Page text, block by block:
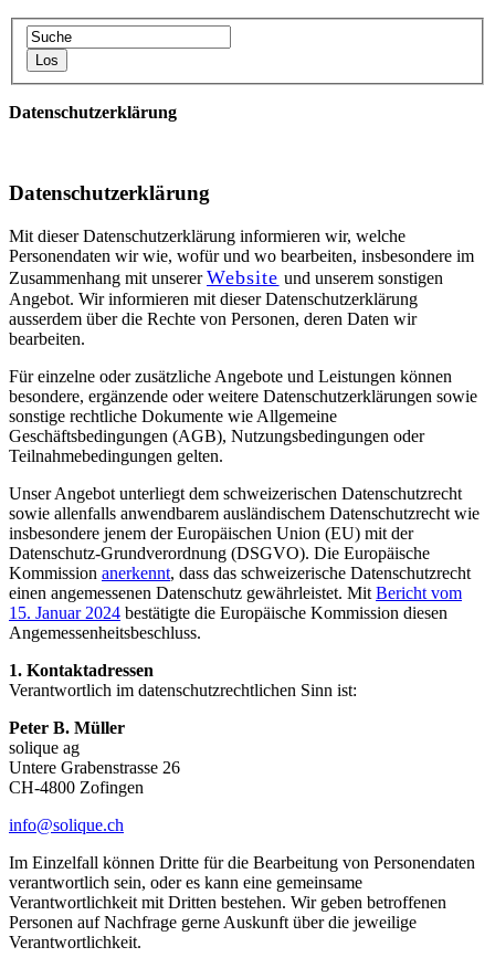
Datenschutzerklärung
Datenschutzerklärung
Mit dieser Datenschutzerklärung informieren wir, welche
Personendaten wir wie, wofür und wo bearbeiten, insbesondere im
Zusammenhang mit unsererWebsite und unserem sonstigen
Angebot. Wir informieren mit dieser Datenschutzerklärung
ausserdem über die Rechte von Personen, deren Daten wir
bearbeiten.
Für einzelne oder zusätzliche Angebote und Leistungen können
besondere, ergänzende oder weitere Datenschutzerklärungen sowie
sonstige rechtliche Dokumente wie Allgemeine
Geschäftsbedingungen (AGB), Nutzungsbedingungen oder
Teilnahmebedingungen gelten.
Unser Angebot unterliegt dem schweizerischen Datenschutzrecht
sowie allenfalls anwendbarem ausländischem Datenschutzrecht wie
insbesondere jenem der Europäischen Union (EU) mit der
Datenschutz-Grundverordnung (DSGVO). Die Europäische
Kommission anerkennt, dass das schweizerische Datenschutzrecht
einen angemessenen Datenschutz gewährleistet. Mit Bericht vom
15. Januar 2024 bestätigte die Europäische Kommission diesen
Angemessenheitsbeschluss.
1. Kontaktadressen
Verantwortlich im datenschutzrechtlichen Sinn ist:
Peter B. Müller
solique ag
Untere Grabenstrasse 26
CH-4800 Zofingen
info@solique.ch
Im Einzelfall können Dritte für die Bearbeitung von Personendaten
verantwortlich sein, oder es kann eine gemeinsame
Verantwortlichkeit mit Dritten bestehen. Wir geben betroffenen
Personen auf Nachfrage gerne Auskunft über die jeweilige
Verantwortlichkeit.